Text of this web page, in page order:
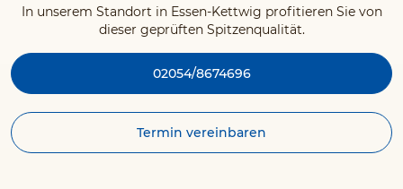
In unserem Standort in Essen-Kettwig profitieren Sie von
dieser geprüften Spitzenqualität.
02054/8674696
Termin vereinbaren